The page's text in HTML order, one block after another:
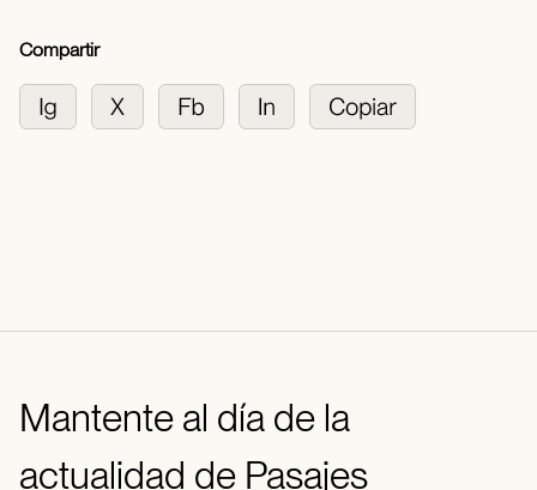
Compartir
Mantente al día de la
actualidad de Pasajes